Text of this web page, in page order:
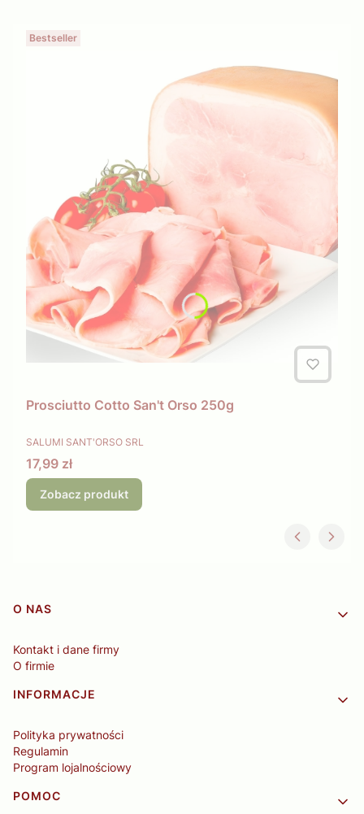
Bestseller
Prosciutto Cotto San't Orso 250g
PRODUCENT
SALUMI SANT'ORSO SRL
Cena
17,99 zł
Zobacz produkt
Linki w stopce
O NAS
Kontakt i dane firmy
O firmie
INFORMACJE
Polityka prywatności
Regulamin
Program lojalnościowy
POMOC